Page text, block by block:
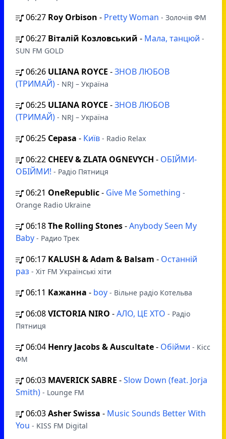
06:27 Roy Orbison - Pretty Woman - Золочів ФМ
06:27 Віталій Козловський - Мала, танцюй -
SUN FM GOLD
06:26 ULIANA ROYCE -ЗНОВ ЛЮБОВ
(ТРИМАЙ) - NRJ – Україна
06:25 ULIANA ROYCE -ЗНОВ ЛЮБОВ
(ТРИМАЙ) - NRJ – Україна
06:25 Cepasa - Київ - Radio Relax
06:22 CHEEV & ZLATA OGNEVYCH - ОБІЙМИ-
ОБІЙМИ! - Радіо Пятниця
06:21 OneRepublic- Give Me Something -
Orange Radio Ukraine
06:18The Rolling Stones-Anybody Seen My
Baby - Радио Трек
06:17 KALUSH & Adam & Balsam - Останній
раз - Хіт FM Українські хіти
06:11 Кажанна - boy - Вільне радіо Котельва
06:08VICTORIA NIRO -АЛО, ЦЕ ХТО - Радіо
Пятниця
06:04 Henry Jacobs & Auscultate- Обійми - Кісс
ФМ
06:03 MAVERICK SABRE -Slow Down (feat. Jorja
Smith) - Lounge FM
06:03Asher Swissa - Music Sounds Better With
You - KISS FM Digital